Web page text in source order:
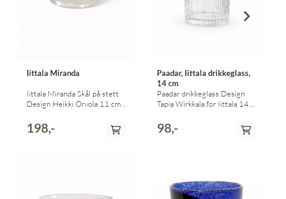
Iittala Miranda
Iittala Miranda Skål på stett
Design Heikki Orvola 11 cm
198,-
Paadar, Iittala drikkeglass,
14 cm
Paadar drikkeglass Design
Tapia Wirkkala for Iittala 14
98,-